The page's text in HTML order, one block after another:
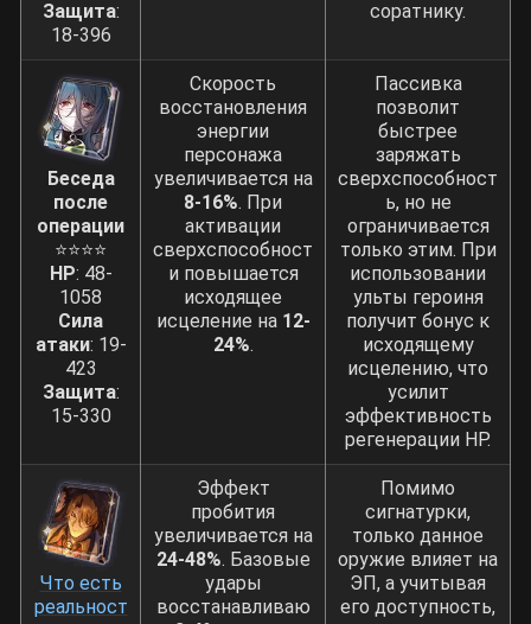
Защита:
18-396
соратнику.
Беседа
после
операции
⭐⭐⭐⭐
HP: 48-
1058
Сила
атаки: 19-
423
Защита:
15-330
Скорость
восстановления
энергии
персонажа
увеличивается на
8-16%. При
активации
сверхспособност
и повышается
исходящее
исцеление на 12-
24%.
Пассивка
позволит
быстрее
заряжать
сверхспособност
ь, но не
ограничивается
только этим. При
использовании
ульты героиня
получит бонус к
исходящему
исцелению, что
усилит
эффективность
регенерации HP.
Что есть
реальност
Эффект
пробития
увеличивается на
24-48%. Базовые
удары
восстанавливаю
Помимо
сигнатурки,
только данное
оружие влияет на
ЭП, а учитывая
его доступность,